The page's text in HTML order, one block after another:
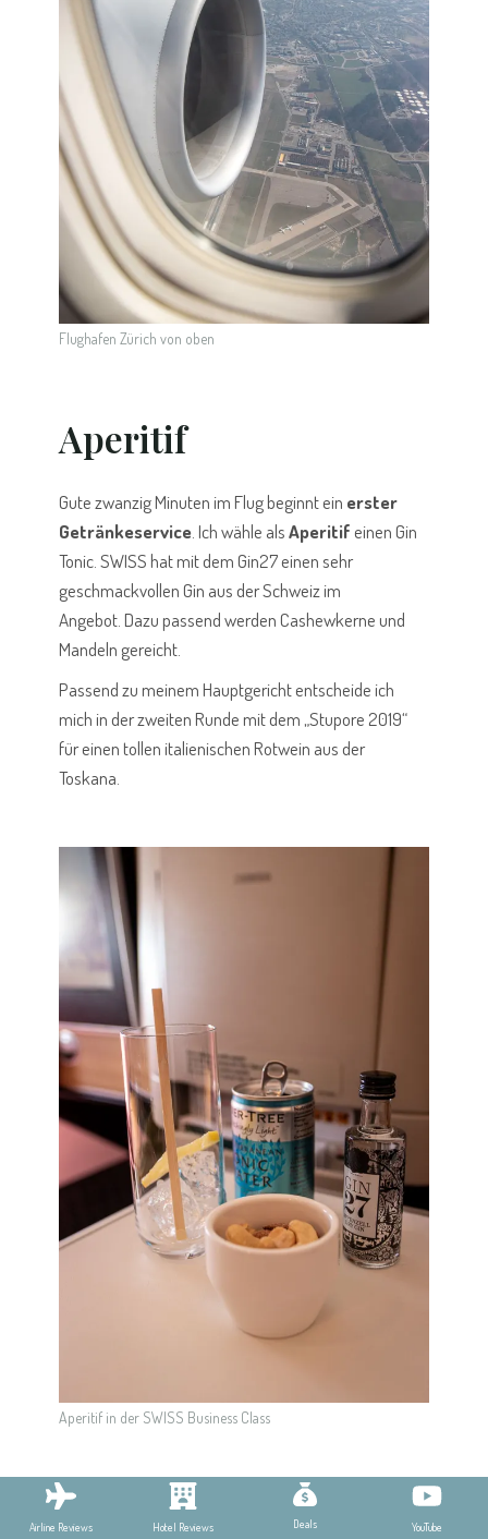
Flughafen Zürich von oben
Aperitif
Gute zwanzig Minuten im Flug beginnt ein erster
Getränkeservice . Ich wähle alsAperitifeinen Gin
Tonic. SWISS hat mit dem Gin27 einen sehr
geschmackvollen Gin aus der Schweiz im
Angebot. Dazu passend werden Cashewkerne und
Mandeln gereicht.
Passend zu meinem Hauptgericht entscheide ich
mich in der zweiten Runde mit dem „Stupore 2019“
für einen tollen italienischen Rotwein aus der
Toskana.
Aperitif in der SWISS Business Class
Das Mittagessen
Airline Reviews Hotel Reviews Deals YouTube